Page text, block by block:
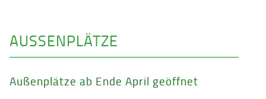
AUSSENPLÄTZE
Außenplätze ab Ende April geöffnet